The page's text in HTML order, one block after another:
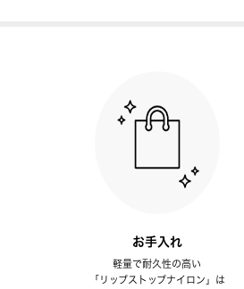
お手入れ
軽量で耐久性の高い
「リップストップナイロン」は